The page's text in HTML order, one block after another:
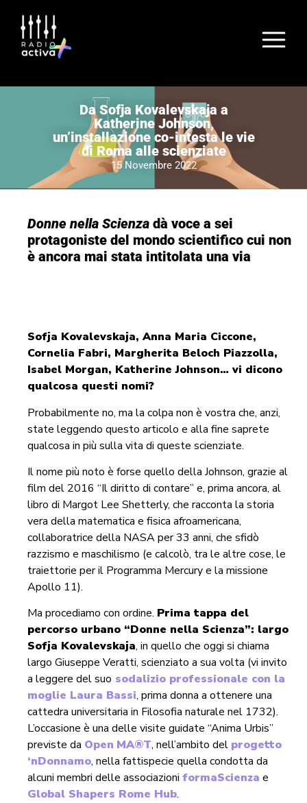
Da Sofja Kovalevskaja a
Katherine Johnson,
un’installazione co-intesta le vie
di Roma alle scienziate
15 Novembre 2022
Donne nella Scienza dà voce a sei
protagoniste del mondo scientifico cui non
è ancora mai stata intitolata una via
Sofja Kovalevskaja, Anna Maria Ciccone,
Cornelia Fabri, Margherita Beloch Piazzolla,
Isabel Morgan, Katherine Johnson… vi dicono
qualcosa questi nomi?
Probabilmente no, ma la colpa non è vostra che, anzi,
state leggendo questo articolo e alla fine saprete
qualcosa in più sulla vita di queste scienziate.
Il nome più noto è forse quello della Johnson, grazie al
film del 2016 “Il diritto di contare” e, prima ancora, al
libro di Margot Lee Shetterly, che racconta la storia
vera della matematica e fisica afroamericana,
collaboratrice della NASA per 33 anni, che sfidò
razzismo e maschilismo (e calcolò, tra le altre cose, le
traiettorie per il Programma Mercury e la missione
Apollo 11).
Ma procediamo con ordine. Prima tappa del
percorso urbano “Donne nella Scienza”: largo
Sofja Kovalevskaja, in quello che oggi si chiama
largo Giuseppe Veratti, scienziato a sua volta (vi invito
a leggere del suo sodalizio professionale con la
moglie Laura Bassi, prima donna a ottenere una
cattedra universitaria in Filosofia naturale nel 1732).
L’occasione è una delle visite guidate “Anima Urbis”
previste da Open MA®T, nell’ambito del progetto
‘nDonnamo, nella fattispecie quella condotta da
alcuni membri delle associazioni formaScienza e
Global Shapers Rome Hub.